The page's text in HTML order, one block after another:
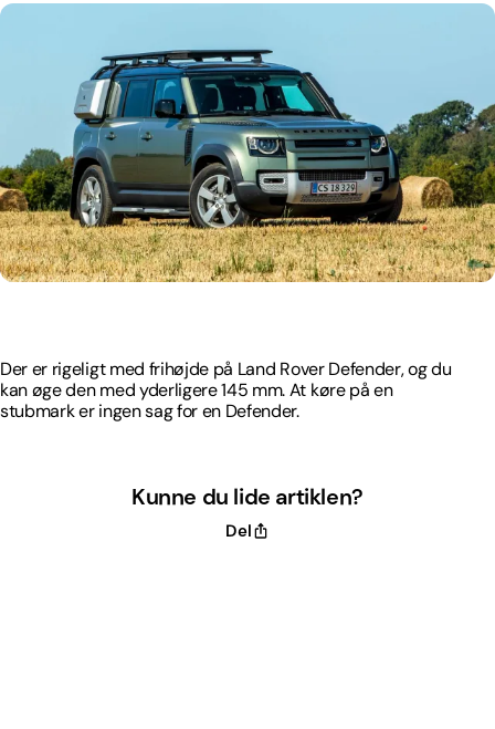
Der er rigeligt med frihøjde på Land Rover Defender, og du
kan øge den med yderligere 145 mm. At køre på en
stubmark er ingen sag for en Defender.
Kunne du lide artiklen?
Del